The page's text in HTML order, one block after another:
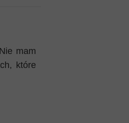
mam
które